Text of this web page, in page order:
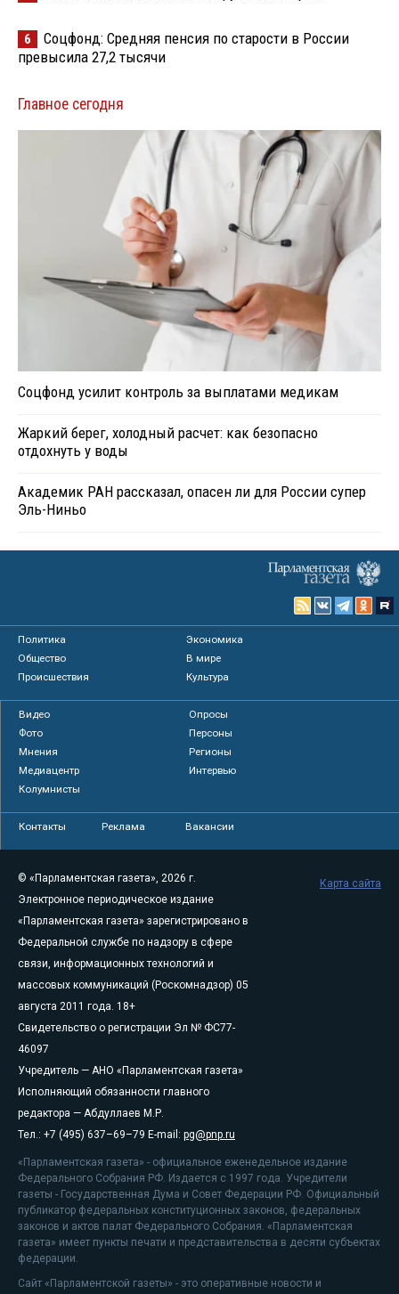
6
Соцфонд: Средняя пенсия по старости в России
превысила 27,2 тысячи
Главное сегодня
Соцфонд усилит контроль за выплатами медикам
Жаркий берег, холодный расчет: как безопасно
отдохнуть у воды
Академик РАН рассказал, опасен ли для России супер
Эль-Ниньо
Политика
Экономика
Общество
В мире
Происшествия
Культура
Видео
Опросы
Фото
Персоны
Мнения
Регионы
Медиацентр
Интервью
Колумнисты
Контакты Реклама Вакансии
© «Парламентская газета», 2026 г.
Электронное периодическое издание
«Парламентская газета» зарегистрировано в
Федеральной службе по надзору в сфере
связи, информационных технологий и
массовых коммуникаций (Роскомнадзор) 05
августа 2011 года. 18+
Свидетельство о регистрации Эл № ФС77-
46097
Учредитель — АНО «Парламентская газета»
Исполняющий обязанности главного
редактора — Абдуллаев М.Р.
Тел.: +7 (495) 637–69–79 E-mail: pg@pnp.ru
«Парламентская газета» - официальное еженедельное издание
Федерального Собрания РФ. Издается с 1997 года. Учредители
газеты - Государственная Дума и Совет Федерации РФ. Официальный
публикатор федеральных конституционных законов, федеральных
законов и актов палат Федерального Собрания. «Парламентская
газета» имеет пункты печати и представительства в десяти субъектах
федерации.
Сайт «Парламентской газеты» - это оперативные новости и
Карта сайта